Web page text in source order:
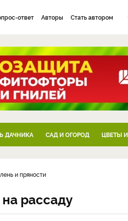
ответ Авторы Стать автором
ДАЧНИКА САД И ОГОРОД ЦВЕТЫ
и пряности
рассаду